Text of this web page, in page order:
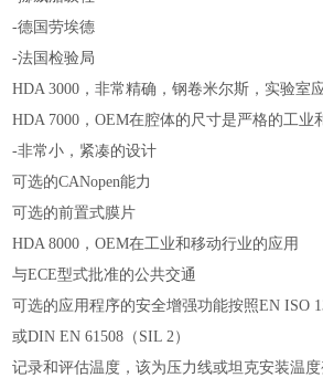
-德国劳埃德
-法国检验局
HDA 3000，非常精确，钢卷米尔斯，实验室
HDA 7000，OEM在腔体的尺寸是严格的工业
-非常小，紧凑的设计
可选的CANopen能力
可选的前置式膜片
HDA 8000，OEM在工业和移动行业的应用
与ECE型式批准的公共交通
可选的应用程序的安全增强功能按照EN ISO
或DIN EN 61508（SIL 2）
记录和评估温度，该为压力线或坦克安装温度